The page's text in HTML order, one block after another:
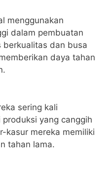
menggunakan
dalam pembuatan
berkualitas dan busa
daya tahan
sering kali
yang canggih
kasur mereka memiliki
tahan lama.